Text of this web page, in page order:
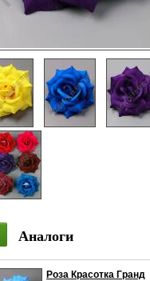
Аналоги
Роза Красотка Гранд